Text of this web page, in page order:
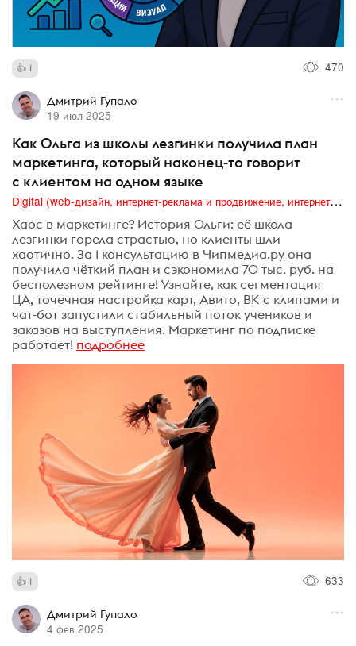
1 470
Дмитрий Гупало
19 июл 2025
Как Ольга из школы лезгинки получила план
маркетинга, который наконец-то говорит
с клиентом на одном языке
Digital (web-дизайн, интернет-реклама и продвижение, интернет-сообщества и блоги, интернет-коммуникации, мобильный маркетинг, реклама на цифровых экранах)
Хаос в маркетинге? История Ольги: её школа
лезгинки горела страстью, но клиенты шли
хаотично. За 1 консультацию в Чипмедиа.ру она
получила чёткий план и сэкономила 70 тыс. руб. на
бесполезном рейтинге! Узнайте, как сегментация
ЦА, точечная настройка карт, Авито, ВК с клипами и
чат-бот запустили стабильный поток учеников и
заказов на выступления. Маркетинг по подписке
работает! подробнее
1 633
Дмитрий Гупало
4 фев 2025